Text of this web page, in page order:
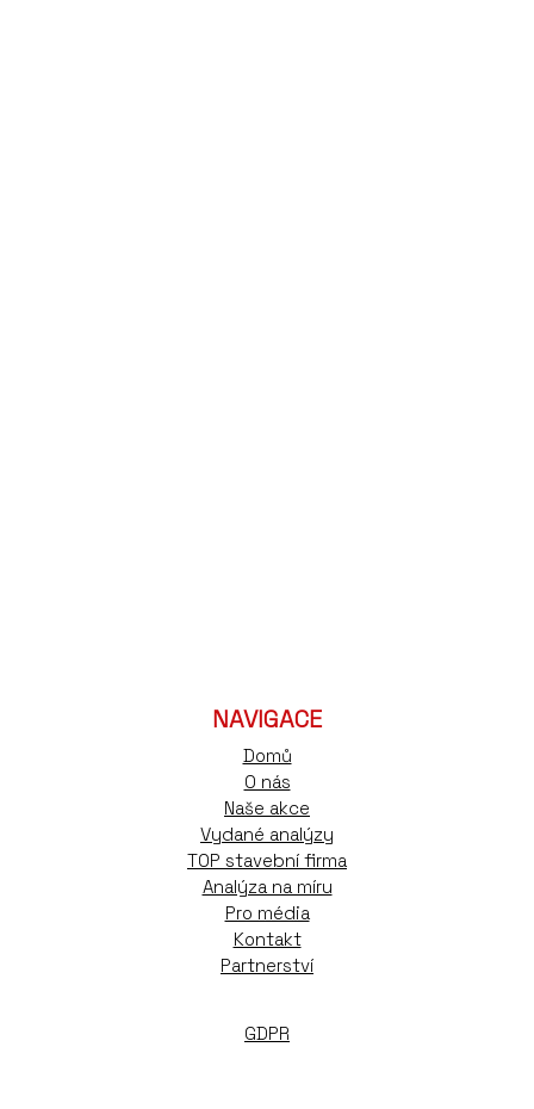
NAVIGACE
Domů
O nás
Naše akce
Vydané analýzy
TOP stavební firma
Analýza na míru
Pro média
Kontakt
Partnerství
GDPR